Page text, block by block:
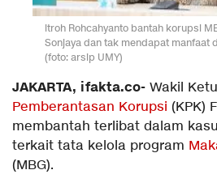
itroh Rohcahyanto bantah korupsi
Sonjaya dan tak mendapat manfaat
(foto: arsip UMY)
JAKARTA, ifakta.co- Wakil
Pemberantasan Korupsi (KPK)
membantah terlibat dalam
terkait tata kelola program
(MBG).